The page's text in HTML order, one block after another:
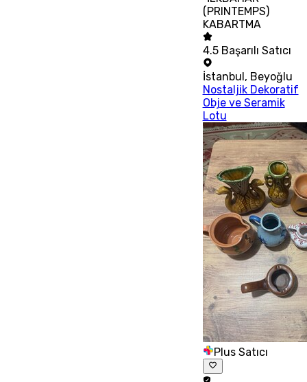
(PRINTEMPS)
KABARTMA
4.5 Başarılı Satıcı
İstanbul, Beyoğlu
Nostaljik Dekoratif
Obje ve Seramik
Lotu
Plus Satıcı